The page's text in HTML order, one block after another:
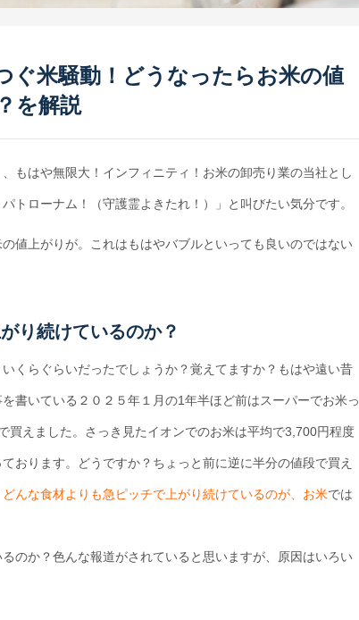
ぐ米騒動！どうなったらお米の値
を解説
もはや無限大！インフィニティ！ お米の卸売り業の当社とし
トローナム！（守護霊よきたれ！）」と叫びたい気分です。
値上がりが。これはもはやバブルといっても良いのではない
り続けているのか？
くらぐらいだったでしょうか？覚えてますか？もはや遠い昔
書いている２０２５年１月の1年半ほど前はスーパーでお米っ
買えました。さっき見たイオンでのお米は平均で3,700円程度
ております。どうですか？ちょっと前に逆に半分の値段で買え
どんな食材よりも急ピッチで上がり続けているのが、お米では
のか？色んな報道がされていると思いますが、原因はいろい